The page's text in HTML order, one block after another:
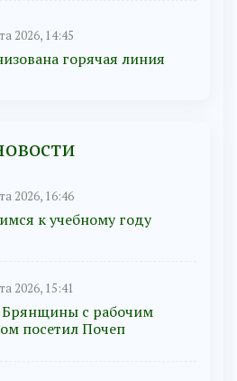
2026, 14:45
горячая линия
2026, 16:46
к учебному году
2026, 15:41
Брянщины с рабочим
посетил Почеп